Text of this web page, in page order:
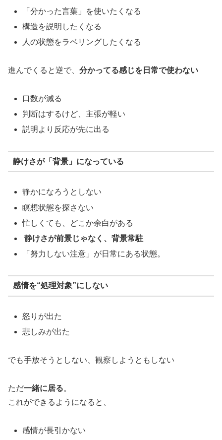
「分かった言葉」を使いたくなる
構造を説明したくなる
人の状態をラベリングしたくなる
進んでくると逆で、 分かってる感じを日常で使わない
口数が減る
判断はするけど、主張が軽い
説明より反応が先に出る
静けさが「背景」になっている
静かになろうとしない
瞑想状態を探さない
忙しくても、どこか余白がある
静けさが前景じゃなく、背景常駐
「努力しない注意」が日常にある状態。
感情を“処理対象”にしない
怒りが出た
悲しみが出た
でも手放そうとしない、観察しようともしない
ただ一緒に居る。
これができるようになると、
感情が長引かない